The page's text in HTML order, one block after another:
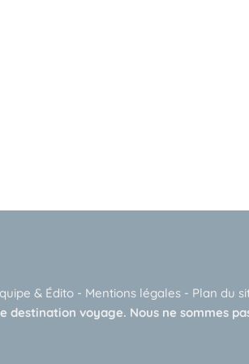
& Édito - Mentions légales - Plan du
destination voyage. Nous ne sommes